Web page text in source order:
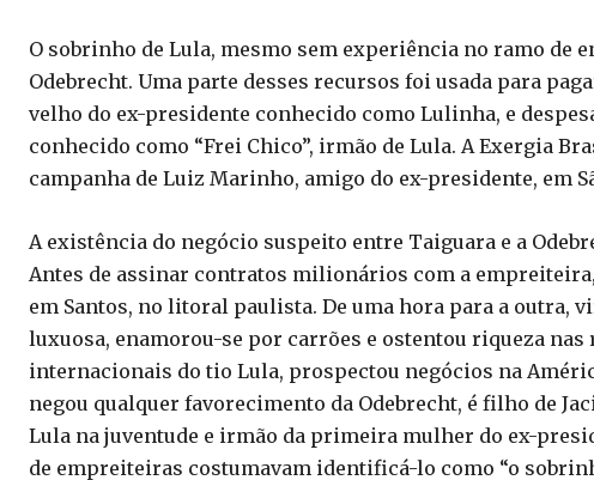
O sobrinho de Lula, mesmo sem experiência no ramo de
Odebrecht. Uma parte desses recursos foi usada para
velho do ex-presidente conhecido como Lulinha, e
conhecido como “Frei Chico”, irmão de Lula. A Exergia
campanha de Luiz Marinho, amigo do ex-presidente, em
A existência do negócio suspeito entre Taiguara e a
Antes de assinar contratos milionários com a
em Santos, no litoral paulista. De uma hora para a outra,
luxuosa, enamorou-se por carrões e ostentou riqueza nas
internacionais do tio Lula, prospectou negócios na
negou qualquer favorecimento da Odebrecht, é filho de
Lula na juventude e irmão da primeira mulher do ex-
de empreiteiras costumavam identificá-lo como “o